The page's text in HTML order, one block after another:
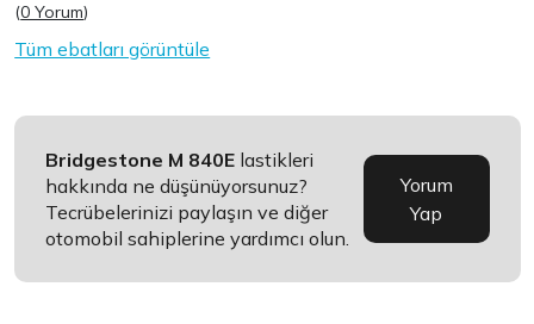
(0 Yorum)
Tüm ebatları görüntüle
Bridgestone M 840E lastikleri
hakkında ne düşünüyorsunuz?
Tecrübelerinizi paylaşın ve diğer
otomobil sahiplerine yardımcı olun.
Yorum
Yap